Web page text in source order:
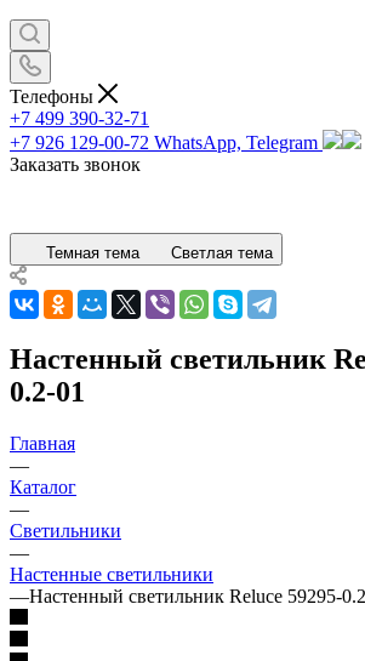
Телефоны
+7 499 390-32-71
+7 926 129-00-72 WhatsApp, Telegram
Заказать звонок
Темная тема Светлая тема
Настенный светильник
0.2-01
Главная
—
Каталог
—
Светильники
—
Настенные светильники
—Настенный светильник Reluce 59295-